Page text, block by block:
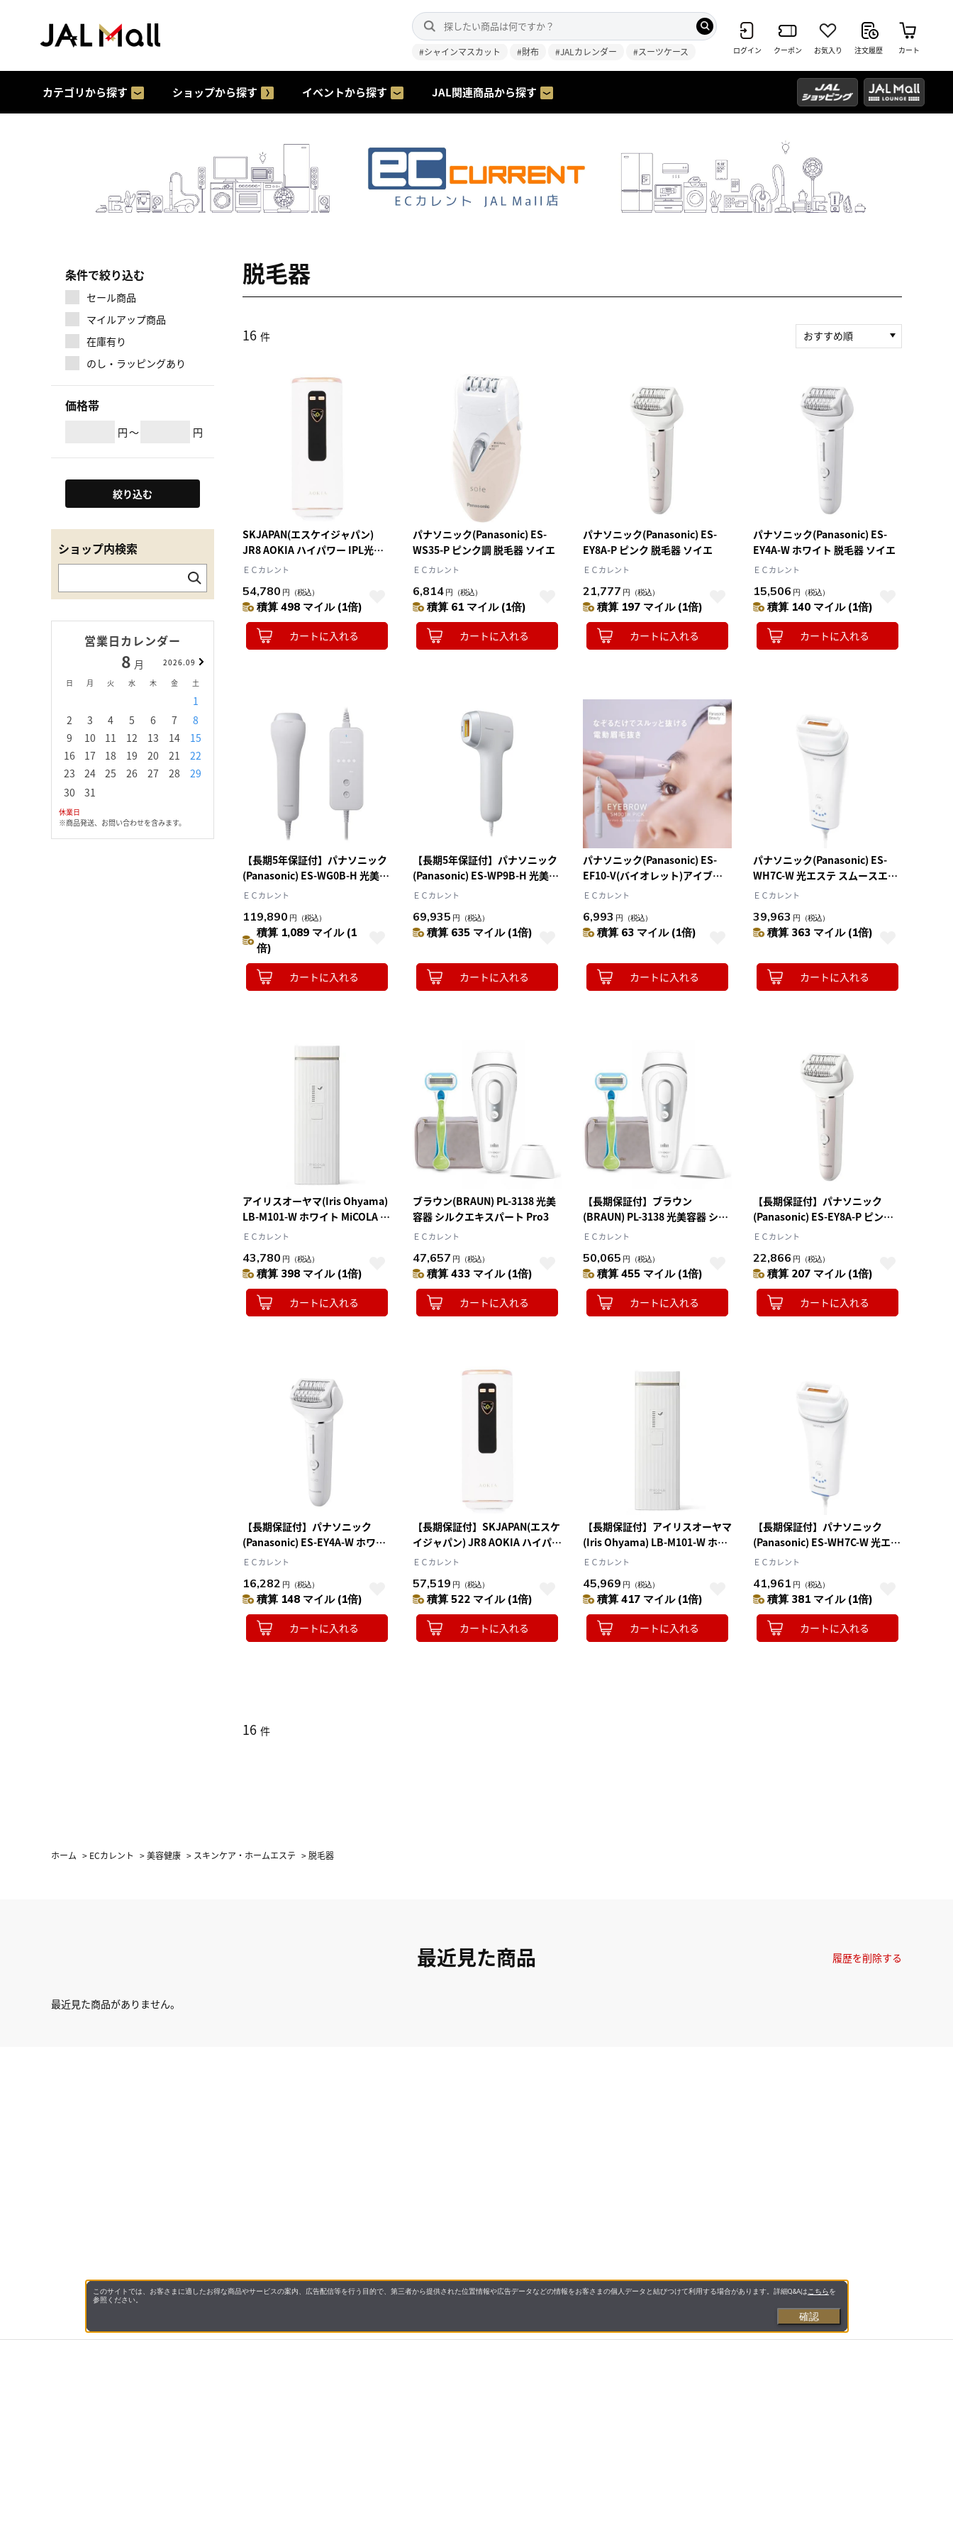
#シャインマスカット #財布 #JALカレンダー #スーツケース ログイン クーポン お気入り 注文履歴 カート
カテゴリから探す ショップから探す イベントから探す JAL関連商品から探す
マイルアップ商品
条件で絞り込む
セール商品
在庫有り
のし・ラッピングあり
価格帯
円～ 円
絞り込む
ショップ内検索
営業日カレンダー
8 月
2026.09
日
月 火 水 木 金 土
1
2
3 4 5 6 7
8
9
10 11 12 13 14
15
16
17 18 19 20 21
22
23
24 25 26 27 28
29
30
31
8
15
22
8
15
22 23
休業日
※商品発送、お問い合わせを含みます。
脱毛器
16 件
おすすめ順
順）
人気順
レビュー件数（多い
順）
レビュー評価（高い
順）
価格（安い順）
価格（高い順）
SKJAPAN(エスケイジャパン)
JR8 AOKIA ハイパワー IPL光脱
毛器
ＥＣカレント
54,780 円 （税込）
積算 498 マイル (1倍)
カートに入れる
パナソニック(Panasonic) ES-
WS35-P ピンク調 脱毛器 ソイエ
ＥＣカレント
6,814 円 （税込）
積算 61 マイル (1倍)
カートに入れる
パナソニック(Panasonic) ES-
EY8A-P ピンク 脱毛器 ソイエ
ＥＣカレント
21,777 円 （税込）
積算 197 マイル (1倍)
カートに入れる
パナソニック(Panasonic) ES-
EY4A-W ホワイト 脱毛器 ソイエ
ＥＣカレント
15,506 円 （税込）
積算 140 マイル (1倍)
カートに入れる
【長期5年保証付】パナソニック
(Panasonic) ES-WG0B-H 光美容
器 スムースエピ パワー&クール
POWER&COOL 冷却機能付 光脱
毛器
ＥＣカレント
119,890 円 （税込）
積算 1,089 マイル (1
倍)
カートに入れる
【長期5年保証付】パナソニック
(Panasonic) ES-WP9B-H 光美容
器 スムースエピ スキンクリア
SKINCLEAR 光脱毛器
ＥＣカレント
69,935 円 （税込）
積算 635 マイル (1倍)
カートに入れる
パナソニック(Panasonic) ES-
EF10-V(バイオレット)アイブロ
ウ スムースピック ペン型 電動眉
ト 旅行 出張 シンプル
ＥＣカレント
6,993 円 （税込）
積算 63 マイル (1倍)
カートに入れる
パナソニック(Panasonic) ES-
WH7C-W 光エステ スムースエピ
フェイス＆ボディ＆VIO用 脱毛器
ンパクトモデル
ＥＣカレント
39,963 円 （税込）
積算 363 マイル (1倍)
カートに入れる
アイリスオーヤマ(Iris Ohyama)
LB-M101-W ホワイト MiCOLA 光
美容器
ＥＣカレント
43,780 円 （税込）
積算 398 マイル (1倍)
カートに入れる
ブラウン(BRAUN) PL-3138 光美
容器 シルクエキスパート Pro3
ＥＣカレント
47,657 円 （税込）
積算 433 マイル (1倍)
カートに入れる
【長期保証付】ブラウン
(BRAUN) PL-3138 光美容器 シル
クエキスパート Pro3
ＥＣカレント
50,065 円 （税込）
積算 455 マイル (1倍)
カートに入れる
【長期保証付】パナソニック
(Panasonic) ES-EY8A-P ピンク
脱毛器 ソイエ
ＥＣカレント
22,866 円 （税込）
積算 207 マイル (1倍)
カートに入れる
【長期保証付】パナソニック
(Panasonic) ES-EY4A-W ホワイ
ト 脱毛器 ソイエ
ＥＣカレント
16,282 円 （税込）
積算 148 マイル (1倍)
カートに入れる
【長期保証付】SKJAPAN(エスケ
イジャパン) JR8 AOKIA ハイパワ
ー IPL光脱毛器
ＥＣカレント
57,519 円 （税込）
積算 522 マイル (1倍)
カートに入れる
【長期保証付】アイリスオーヤマ
(Iris Ohyama) LB-M101-W ホワ
イト MiCOLA 光美容器
ＥＣカレント
45,969 円 （税込）
積算 417 マイル (1倍)
カートに入れる
【長期保証付】パナソニック
(Panasonic) ES-WH7C-W 光エス
テ スムースエピ フェイス＆ボデ
COMPACT 手軽コンパクトモデル
ＥＣカレント
41,961 円 （税込）
積算 381 マイル (1倍)
カートに入れる
16 件
ホーム > ECカレント >美容健康 > スキンケア・ホームエステ >脱毛器
最近見た商品
最近見た商品がありません。
履歴を削除する
このサイトでは、お客さまに適したお得な商品やサービスの案内、広告配信等を行う目的で、第三者から提供された位置情報や広告データなどの情報をお客さまの個人データと結びつけて利用する場合があります。詳細Q&Aは こちらを
参照ください。
確認